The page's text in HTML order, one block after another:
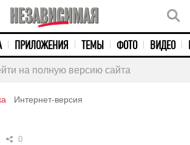
ПРИЛОЖЕНИЯ ТЕМЫ ФОТО ВИДЕО
на полную версию сайта
Интернет-версия
0